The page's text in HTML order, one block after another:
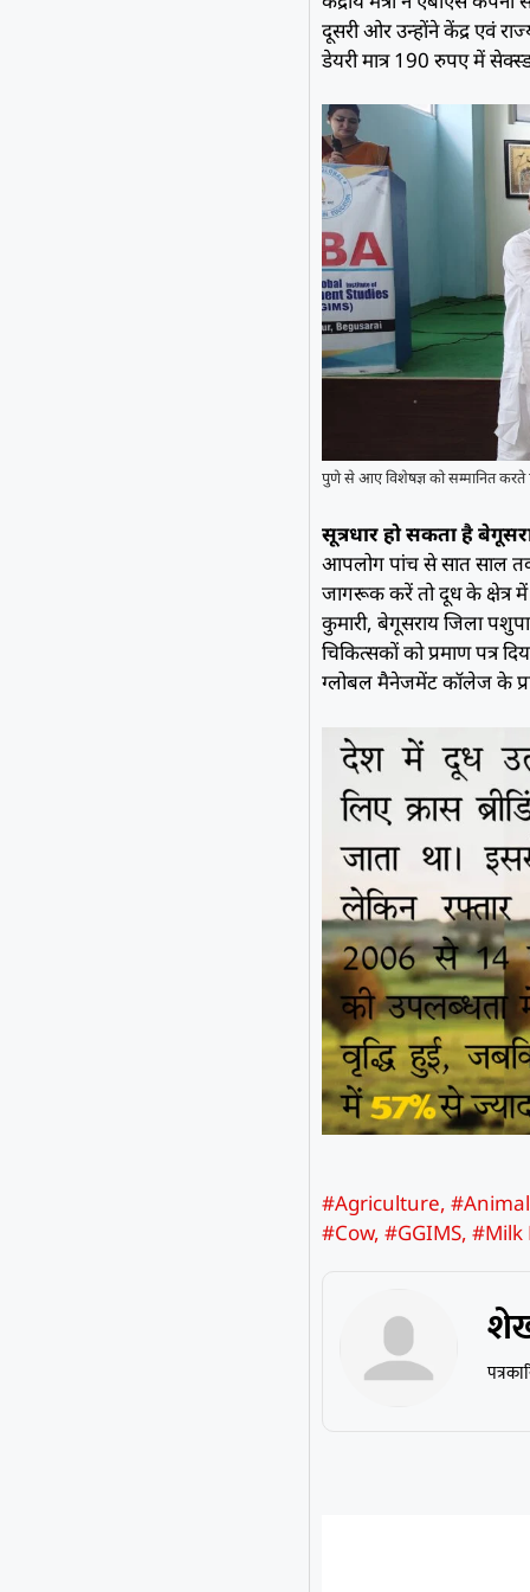
दूसरी ओर उन्होंने केंद्र एवं
डेयरी मात्र 190 रुपए में
पुणे से आए विशेषज्ञ को सम्मानित करते
सूत्रधार हो सकता है
आपलोग पांच से सात साल तक
जागरूक करें तो दूध के क्षेत्र में
कुमारी, बेगूसराय जिला
चिकित्सकों को प्रमाण पत्र
ग्लोबल मैनेजमेंट कॉलेज के
#Agriculture,
#Cow,#GGIMS,#Milk